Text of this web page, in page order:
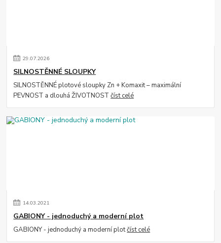
29.07.2026
SILNOSTĚNNÉ SLOUPKY
SILNOSTĚNNÉ plotové sloupky Zn + Komaxit – maximální
PEVNOST a dlouhá ŽIVOTNOSTčíst celé
14.03.2021
GABIONY - jednoduchý a moderní plot
GABIONY - jednoduchý a moderní plotčíst celé